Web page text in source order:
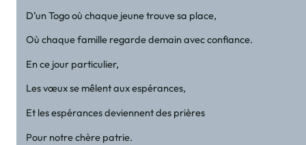
D’un Togo où chaque jeune trouve sa place,
Où chaque famille regarde demain avec confiance.
En ce jour particulier,
Les vœux se mêlent aux espérances,
Et les espérances deviennent des prières
Pour notre chère patrie.